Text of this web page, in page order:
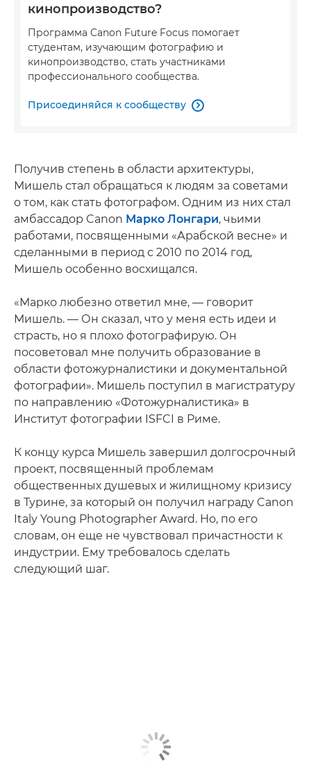
кинопроизводство?
Программа Canon Future Focus помогает
студентам, изучающим фотографию и
кинопроизводство, стать участниками
профессионального сообщества.
Присоединяйся к сообществу 
Получив степень в области архитектуры,
Мишель стал обращаться к людям за советами
о том, как стать фотографом. Одним из них стал
амбассадор Canon Марко Лонгари, чьими
работами, посвященными «Арабской весне» и
сделанными в период с 2010 по 2014 год,
Мишель особенно восхищался.
«Марко любезно ответил мне, — говорит
Мишель. — Он сказал, что у меня есть идеи и
страсть, но я плохо фотографирую. Он
посоветовал мне получить образование в
области фотожурналистики и документальной
фотографии». Мишель поступил в магистратуру
по направлению «Фотожурналистика» в
Институт фотографии ISFCI в Риме.
К концу курса Мишель завершил долгосрочный
проект, посвященный проблемам
общественных душевых и жилищному кризису
в Турине, за который он получил награду Canon
Italy Young Photographer Award. Но, по его
словам, он еще не чувствовал причастности к
индустрии. Ему требовалось сделать
следующий шаг.